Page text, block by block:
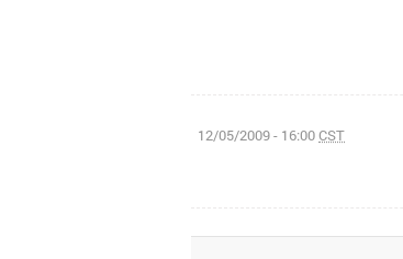
12/05/2009 - 16:00CST